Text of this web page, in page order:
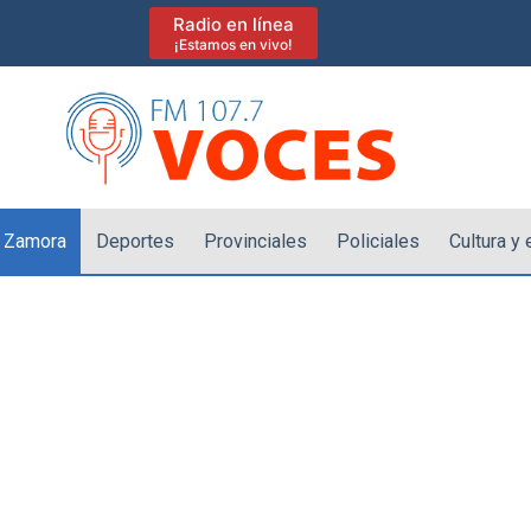
Radio en línea
¡Estamos en vivo!
Deportes Provinciales Policiales Cultura y